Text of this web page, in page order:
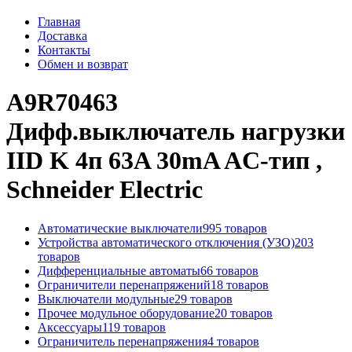
Главная
Доставка
Контакты
Обмен и возврат
A9R70463
Дифф.выключатель нагрузки
IID K 4п 63A 30mA AC-тип ,
Schneider Electric
Автоматические выключатели995 товаров
Устройства автоматического отключения (УЗО)203
товаров
Дифференциальные автоматы66 товаров
Ограничители перенапряжений18 товаров
Выключатели модульные29 товаров
Прочее модульное оборудование20 товаров
Аксессуары119 товаров
Ограничитель перенапряжения4 товаров